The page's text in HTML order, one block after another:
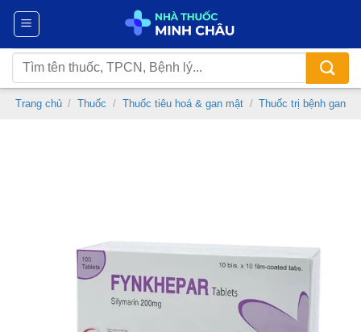
Chuyển
nội
dung
Tìm
kiếm:
Trang chủ / Thuốc / Thuốc tiêu hoá & gan mật / Thuốc trị bệnh gan